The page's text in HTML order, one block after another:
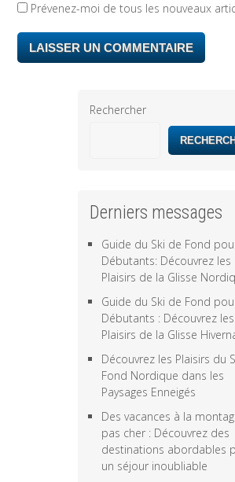
Prévenez-moi de tous les nouveaux
Rechercher
Derniers messages
Guide du Ski de Fond
Débutants: Découvrez les
Plaisirs de la Glisse
Guide du Ski de Fond
Débutants : Découvrez les
Plaisirs de la Glisse
Découvrez les Plaisirs du
Fond Nordique dans les
Paysages Enneigés
Des vacances à la
pas cher : Découvrez des
destinations abordables
un séjour inoubliable